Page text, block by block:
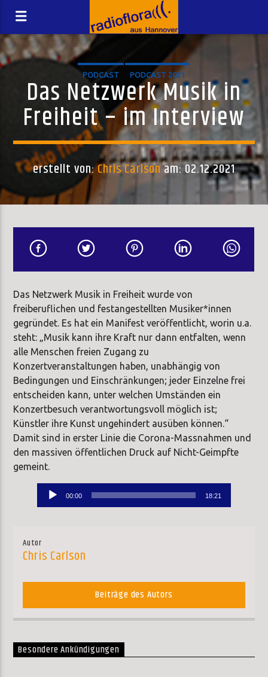
PODCAST PODCAST 2021
Das Netzwerk Musik in
Freiheit – im Interview
erstellt von:Chris Carlsonam: 02.12.2021
Das Netzwerk Musik in Freiheit wurde von
freiberuflichen und festangestellten Musiker*innen
gegründet. Es hat ein Manifest veröffentlicht, worin u.a.
steht: „Musik kann ihre Kraft nur dann entfalten, wenn
alle Menschen freien Zugang zu
Konzertveranstaltungen haben, unabhängig von
Bedingungen und Einschränkungen; jeder Einzelne frei
entscheiden kann, unter welchen Umständen ein
Konzertbesuch verantwortungsvoll möglich ist;
Künstler ihre Kunst ungehindert ausüben können.“
Damit sind in erster Linie die Corona-Massnahmen und
den massiven öffentlichen Druck auf Nicht-Geimpfte
gemeint.
Audio-
00:00 18:21
Autor
Chris Carlson
Beiträge des Autors
Besondere Ankündigungen